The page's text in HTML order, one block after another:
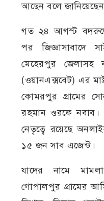
আছেন বলে
গত ২৪ আগস্ট
পর জিজ্ঞাসাবাদে
মেহেরপুর জেলাসহ
(ওয়ানএক্সবেট) এর
কোমরপুর গ্রামের
রহমান ওরফে নবাব।
নেতৃত্বে রয়েছে
১৫ জন সাব এজেন্ট।
যাদের নামে
গোপালপুর গ্রামের